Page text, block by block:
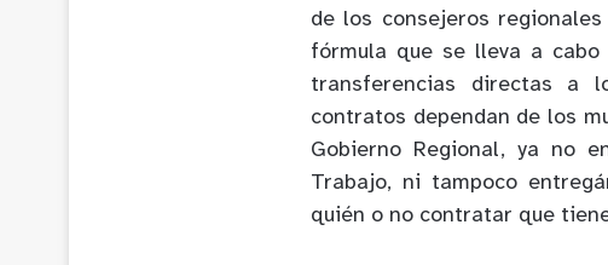
de los consejeros
fórmula que se lleva a cabo
transferencias directas a
contratos dependan de los
Gobierno Regional, ya no
Trabajo, ni tampoco
quién o no contratar que